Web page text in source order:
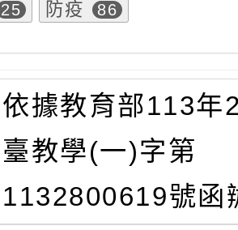
25 防疫 86
依據教育部113年
臺教學(一)字第
1132800619號函